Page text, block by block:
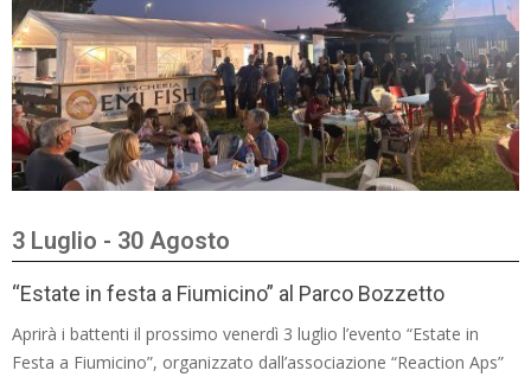
3 Luglio - 30 Agosto
“Estate in festa a Fiumicino” al Parco Bozzetto
Aprirà i battenti il prossimo venerdì 3 luglio l’evento “Estate in
Festa a Fiumicino”, organizzato dall’associazione “Reaction Aps”